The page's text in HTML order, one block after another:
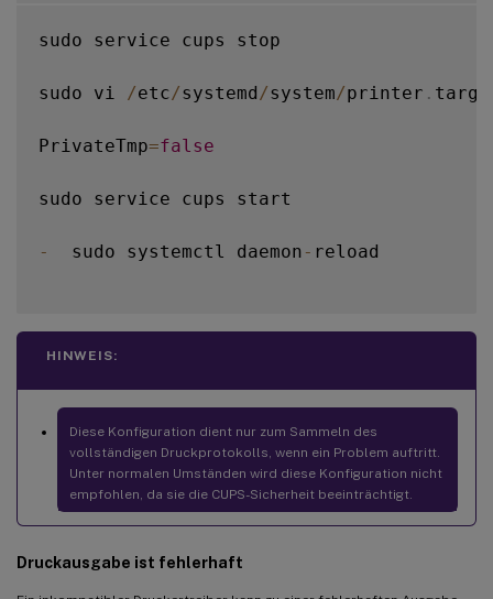
sudo service cups stop
sudo vi /etc/systemd /system/printer .
PrivateTmp=false
sudo service cups start
-
  sudo systemctl daemon
- reload
HINWEIS:
Diese Konfiguration dient nur zum Sammeln des
vollständigen Druckprotokolls, wenn ein Problem auftritt.
Unter normalen Umständen wird diese Konfiguration nicht
empfohlen, da sie die CUPS-Sicherheit beeinträchtigt.
Druckausgabe ist fehlerhaft